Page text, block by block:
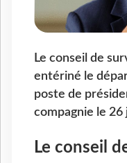
Le conseil de
entériné le
poste de
compagnie le 26
Le conseil